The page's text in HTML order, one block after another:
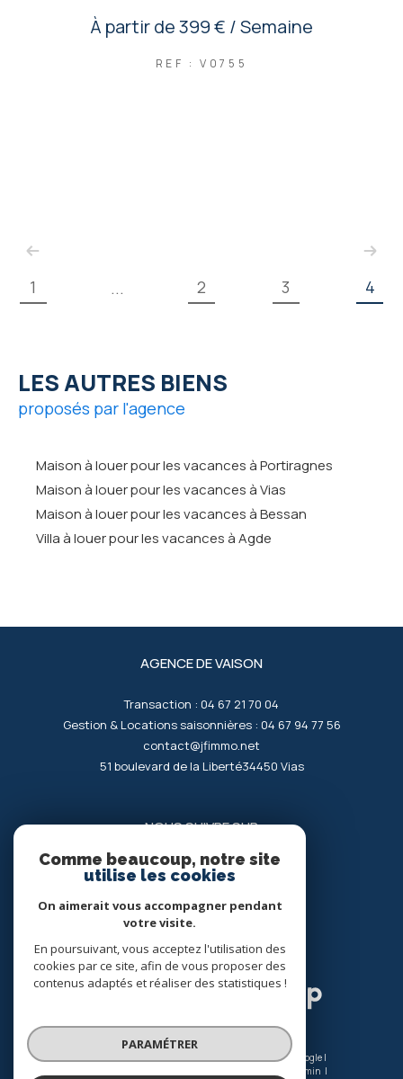
À partir de399 € / Semaine
REF : V0755
1 ... 2 3 4
LES AUTRES BIENS
proposés par l'agence
Maison à louer pour les vacances à Portiragnes
Maison à louer pour les vacances à Vias
Maison à louer pour les vacances à Bessan
Villa à louer pour les vacances à Agde
AGENCE DE VAISON
Transaction : 04 67 21 70 04
Gestion & Locations saisonnières : 04 67 94 77 56
contact@jfimmo.net
51 boulevard de la Liberté34450 vias
NOUS SUIVRE SUR
ADHÉRENTS
© 2026 | Tous droits réservés | Traduction powered by Google |
Admin
Comme beaucoup, notre site
utilise les cookies
On aimerait vous accompagner pendant
votre visite.
En poursuivant, vous acceptez l'utilisation des
cookies par ce site, afin de vous proposer des
contenus adaptés et réaliser des statistiques !
PARAMÉTRER